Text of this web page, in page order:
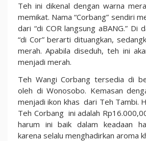
Teh ini dikenal dengan warna
memikat. Nama “Corbang” sendiri
dari “di COR langsung aBANG.” Di
“di Cor” berarti dituangkan,
merah. Apabila diseduh, teh ini
menjadi merah.
Teh Wangi Corbang tersedia di
oleh di Wonosobo. Kemasan
menjadi ikon khas dari Teh Tambi.
Teh Corbang ini adalah
harum ini baik dalam keadaan
karena selalu menghadirkan aroma